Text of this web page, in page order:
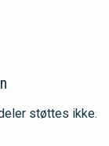
støttes ikke.